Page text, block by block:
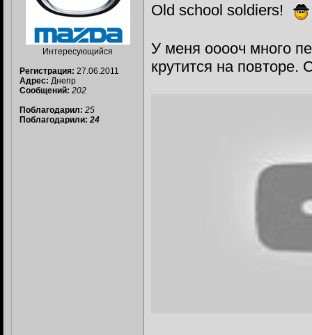
Интересующийся
Регистрация: 27.06.2011
Адрес: Днепр
Сообщений: 202
Поблагодарил: 25
Поблагодарили: 24
Old school soldiers!
У меня ооооч много
крутится на